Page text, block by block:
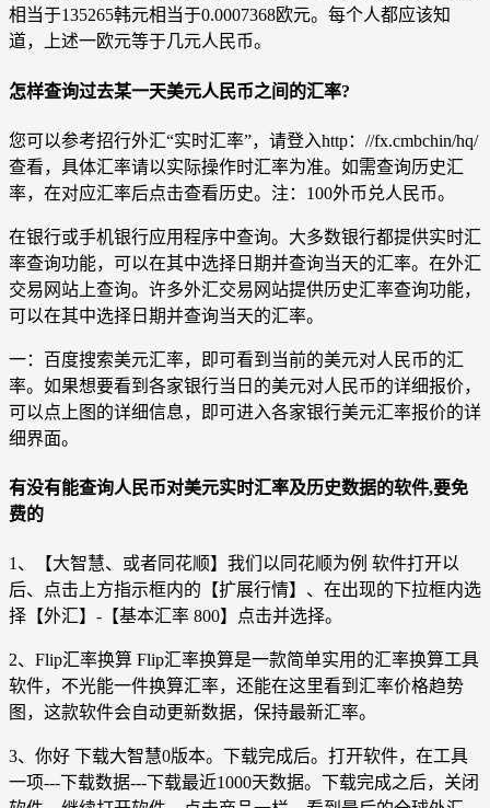
相当于135265韩元相当于0.0007368欧元。每个人都应该知
道，上述一欧元等于几元人民币。
怎样查询过去某一天美元人民币之间的汇率?
您可以参考招行外汇“实时汇率”，请登入http：//fx.cmbchin/hq/
查看，具体汇率请以实际操作时汇率为准。如需查询历史汇
率，在对应汇率后点击查看历史。注：100外币兑人民币。
在银行或手机银行应用程序中查询。大多数银行都提供实时汇
率查询功能，可以在其中选择日期并查询当天的汇率。在外汇
交易网站上查询。许多外汇交易网站提供历史汇率查询功能，
可以在其中选择日期并查询当天的汇率。
一：百度搜索美元汇率，即可看到当前的美元对人民币的汇
率。如果想要看到各家银行当日的美元对人民币的详细报价，
可以点上图的详细信息，即可进入各家银行美元汇率报价的详
细界面。
有没有能查询人民币对美元实时汇率及历史数据的软件,要免
费的
1、【大智慧、或者同花顺】我们以同花顺为例 软件打开以
后、点击上方指示框内的【扩展行情】、在出现的下拉框内选
择【外汇】-【基本汇率 800】点击并选择。
2、Flip汇率换算 Flip汇率换算是一款简单实用的汇率换算工具
软件，不光能一件换算汇率，还能在这里看到汇率价格趋势
图，这款软件会自动更新数据，保持最新汇率。
3、你好 下载大智慧0版本。下载完成后。打开软件，在工具
一项---下载数据---下载最近1000天数据。下载完成之后，关闭